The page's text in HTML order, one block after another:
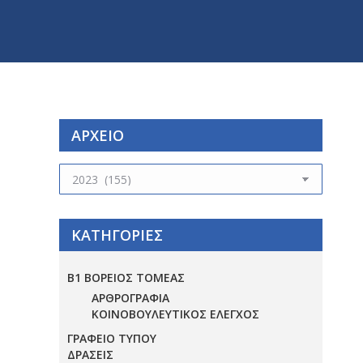
ΑΡΧΕΙΟ
ΑΡΧΕΙΟ
ΚΑΤΗΓΟΡΙΕΣ
Β1 ΒΟΡΕΙΟΣ ΤΟΜΕΑΣ
ΑΡΘΡΟΓΡΑΦΙΑ
ΚΟΙΝΟΒΟΥΛΕΥΤΙΚΟΣ ΕΛΕΓΧΟΣ
ΓΡΑΦΕΙΟ ΤΥΠΟΥ
ΔΡΑΣΕΙΣ